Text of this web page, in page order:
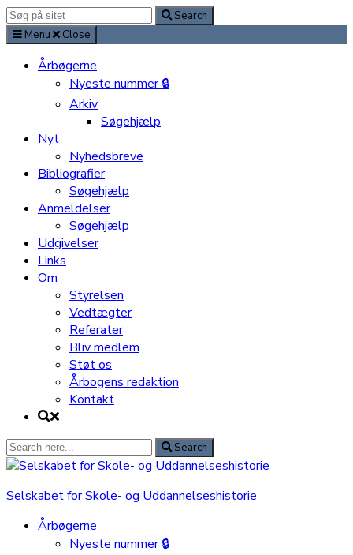
Search
for:
Search
Menu
Close
Årbøgerne
Nyeste nummer 🔒
Arkiv
Søgehjælp
Nyt
Nyhedsbreve
Bibliografier
Søgehjælp
Anmeldelser
Søgehjælp
Udgivelser
Links
Om
Styrelsen
Vedtægter
Referater
Bliv medlem
Støt os
Årbogens redaktion
Kontakt
Search
for:
Search
Selskabet for Skole- og Uddannelseshistorie
Årbøgerne
Nyeste nummer 🔒